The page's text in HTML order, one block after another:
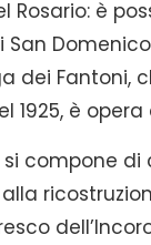
Rosario: è
San
dei Fantoni,
1925, è
si compone